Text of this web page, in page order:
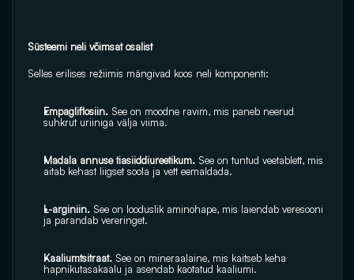
Süsteemi neli võimsat osalist
Selles erilises režiimis mängivad koos neli komponenti:
Empagliflosiin. See on moodne ravim, mis paneb neerud
suhkrut uriiniga välja viima.
Madala annuse tiasiiddiureetikum. See on tuntud veetablett, mis
aitab kehast liigset soola ja vett eemaldada.
L-arginiin. See on looduslik aminohape, mis laiendab veresooni
ja parandab vereringet.
Kaaliumtsitraat. See on mineraalaine, mis kaitseb keha
hapnikutasakaalu ja asendab kaotatud kaaliumi.